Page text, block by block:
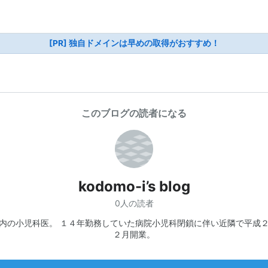
[PR] 独自ドメインは早めの取得がおすすめ！
このブログの読者になる
kodomo-i’s blog
0人の読者
の小児科医。 １４年勤務していた病院小児科閉鎖に伴い近隣で平成
２月開業。